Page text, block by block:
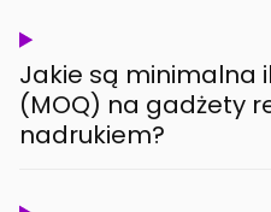
Jakie są minimalna
(MOQ) na gadżety
nadrukiem?